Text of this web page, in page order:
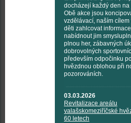
docházejí každý den
Obě akce jsou
vzdělávací, naším cílem
děti zahlcovat
nabídnout jim
plnou her, zábavných
dobrovolných
především odpočinku
hvězdnou oblohou při
pozorováních.
03.03.2026
Revitalizace areálu
valašskomeziříčské
60 letech